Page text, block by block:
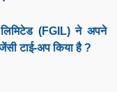
लिमिटेड (FGIL) ने अपने
टाई-अप किया है ?